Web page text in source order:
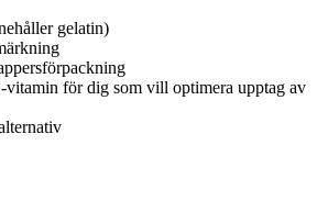
gelatin)
vitamin för dig som vill optimera upptag av